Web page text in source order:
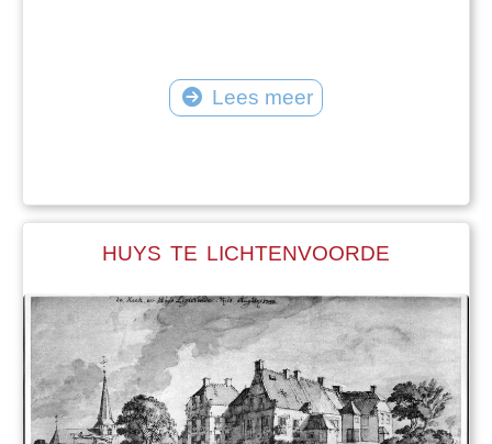
Lees meer
HUYS TE LICHTENVOORDE